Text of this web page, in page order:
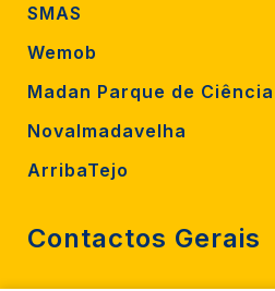
SMAS
Wemob
Madan Parque de Ciência
Novalmadavelha
ArribaTejo
Contactos Gerais